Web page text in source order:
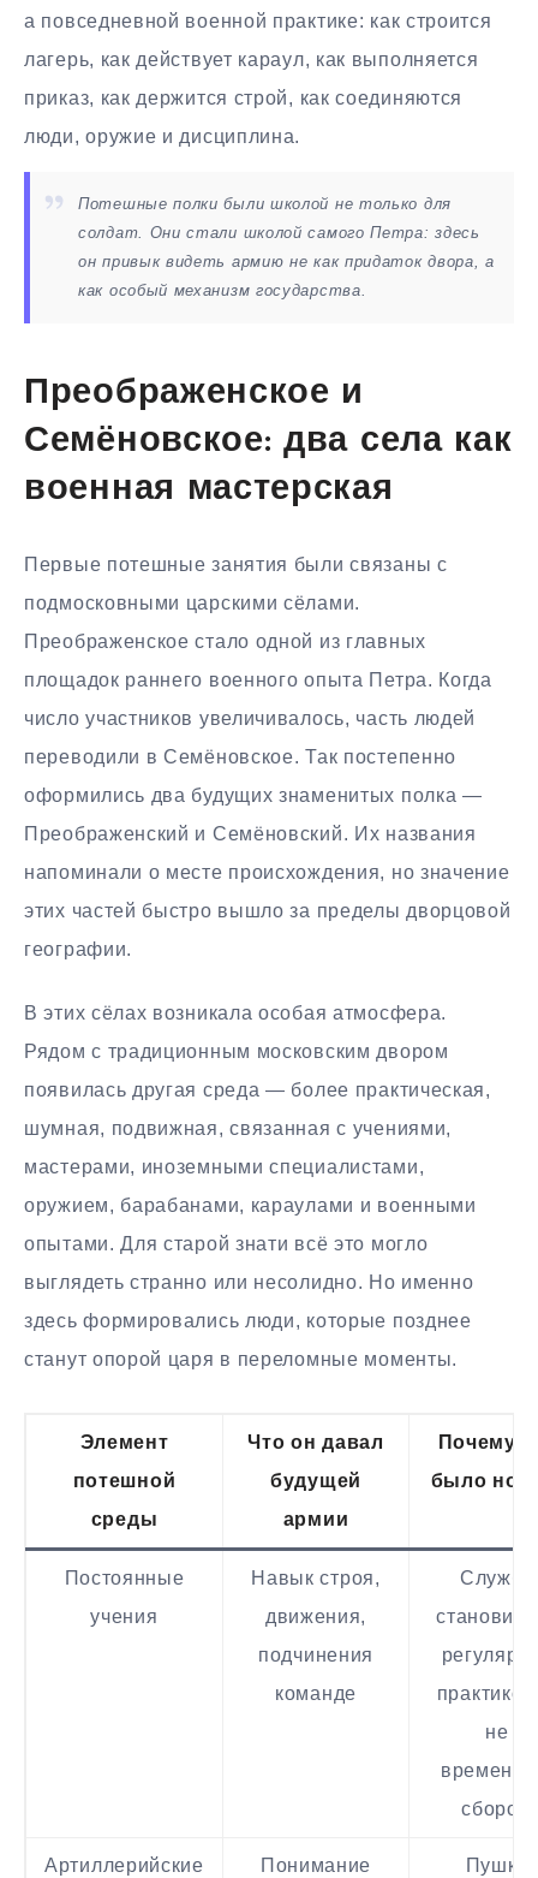
а повседневной военной практике: как строится
лагерь, как действует караул, как выполняется
приказ, как держится строй, как соединяются
люди, оружие и дисциплина.
Потешные полки были школой не только для
солдат. Они стали школой самого Петра: здесь
он привык видеть армию не как придаток двора, а
как особый механизм государства.
Преображенское и
Семёновское: два села как
военная мастерская
Первые потешные занятия были связаны с
подмосковными царскими сёлами.
Преображенское стало одной из главных
площадок раннего военного опыта Петра. Когда
число участников увеличивалось, часть людей
переводили в Семёновское. Так постепенно
оформились два будущих знаменитых полка —
Преображенский и Семёновский. Их названия
напоминали о месте происхождения, но значение
этих частей быстро вышло за пределы дворцовой
географии.
В этих сёлах возникала особая атмосфера.
Рядом с традиционным московским двором
появилась другая среда — более практическая,
шумная, подвижная, связанная с учениями,
мастерами, иноземными специалистами,
оружием, барабанами, караулами и военными
опытами. Для старой знати всё это могло
выглядеть странно или несолидно. Но именно
здесь формировались люди, которые позднее
станут опорой царя в переломные моменты.
Элемент
потешной
среды
Что он давал
будущей
армии
Почему
было
Постоянные
учения
Навык строя,
движения,
подчинения
команде
Служба
не
сбором
Артиллерийские Понимание Пушка